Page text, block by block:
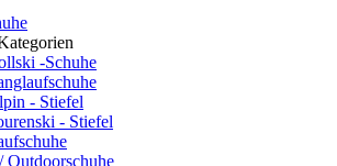
-Schuhe
- Stiefel
- Stiefel
Outdoorschuhe